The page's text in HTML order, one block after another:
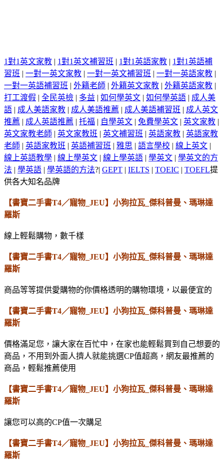
1對1英文家教 | 1對1英文補習班 | 1對1英語家教 | 1對1英語補
習班 | 一對一英文家教 | 一對一英文補習班 | 一對一英語家教 |
一對一英語補習班 | 外籍老師 | 外籍英文家教 | 外籍英語家教 |
打工渡假 | 全民英檢 | 多益 | 如何學英文 | 如何學英語 | 成人美
語 | 成人美語家教 | 成人美語推薦 | 成人美語補習班 | 成人英文
推薦 | 成人英語推薦 | 托福 | 自學英文 | 免費學英文 | 英文家教 |
英文家教老師 | 英文家教班 | 英文補習班 | 英語家教 | 英語家教
老師 | 英語家教班 | 英語補習班 | 雅思 | 語言學校 | 線上英文 |
線上英語教學 | 線上學英文 | 線上學英語 | 學英文 | 學英文的方
法 | 學英語 | 學英語的方法?| GEPT | IELTS | TOEIC | TOEFL提
供各大知名品牌
【書寶二手書T4／寵物_JEU】小狗拉瓦_傑科普曼、瑪琳達
羅斯
線上輕鬆購物，數千樣
【書寶二手書T4／寵物_JEU】小狗拉瓦_傑科普曼、瑪琳達
羅斯
商品等等提供愛購物的你價格透明的購物環境，以最便宜的
【書寶二手書T4／寵物_JEU】小狗拉瓦_傑科普曼、瑪琳達
羅斯
價格滿足您，讓大家在百忙中，在家也能輕鬆買到自己想要的
商品，不用到外面人擠人就能挑選CP值超高，網友最推薦的
商品，輕鬆推薦使用
【書寶二手書T4／寵物_JEU】小狗拉瓦_傑科普曼、瑪琳達
羅斯
讓您可以高的CP值一次購足
【書寶二手書T4／寵物_JEU】小狗拉瓦_傑科普曼、瑪琳達
羅斯